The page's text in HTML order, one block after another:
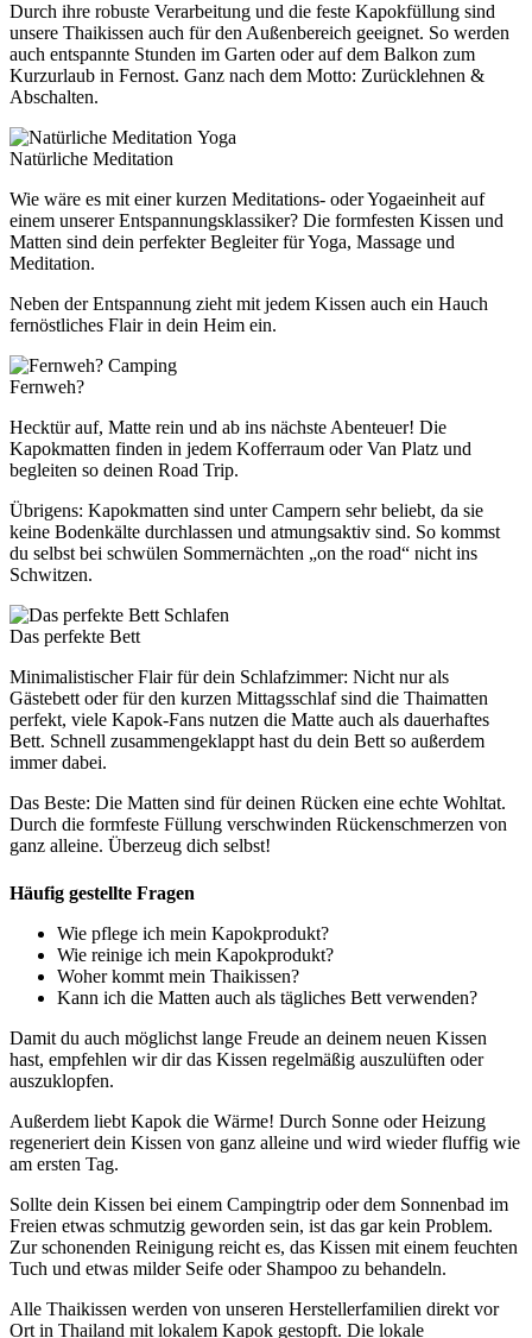
Durch ihre robuste Verarbeitung und die feste Kapokfüllung sind
unsere Thaikissen auch für den Außenbereich geeignet. So werden
auch entspannte Stunden im Garten oder auf dem Balkon zum
Kurzurlaub in Fernost. Ganz nach dem Motto: Zurücklehnen &
Abschalten.
Yoga
Natürliche Meditation
Wie wäre es mit einer kurzen Meditations- oder Yogaeinheit auf
einem unserer Entspannungsklassiker? Die formfesten Kissen und
Matten sind dein perfekter Begleiter für Yoga, Massage und
Meditation.
Neben der Entspannung zieht mit jedem Kissen auch ein Hauch
fernöstliches Flair in dein Heim ein.
Camping
Fernweh?
Hecktür auf, Matte rein und ab ins nächste Abenteuer! Die
Kapokmatten finden in jedem Kofferraum oder Van Platz und
begleiten so deinen Road Trip.
Übrigens: Kapokmatten sind unter Campern sehr beliebt, da sie
keine Bodenkälte durchlassen und atmungsaktiv sind. So kommst
du selbst bei schwülen Sommernächten „on the road“ nicht ins
Schwitzen.
Schlafen
Das perfekte Bett
Minimalistischer Flair für dein Schlafzimmer: Nicht nur als
Gästebett oder für den kurzen Mittagsschlaf sind die Thaimatten
perfekt, viele Kapok-Fans nutzen die Matte auch als dauerhaftes
Bett. Schnell zusammengeklappt hast du dein Bett so außerdem
immer dabei.
Das Beste: Die Matten sind für deinen Rücken eine echte Wohltat.
Durch die formfeste Füllung verschwinden Rückenschmerzen von
ganz alleine. Überzeug dich selbst!
Häufig gestellte Fragen
Wie pflege ich mein Kapokprodukt?
Wie reinige ich mein Kapokprodukt?
Woher kommt mein Thaikissen?
Kann ich die Matten auch als tägliches Bett verwenden?
Damit du auch möglichst lange Freude an deinem neuen Kissen
hast, empfehlen wir dir das Kissen regelmäßig auszulüften oder
auszuklopfen.
Außerdem liebt Kapok die Wärme! Durch Sonne oder Heizung
regeneriert dein Kissen von ganz alleine und wird wieder fluffig wie
am ersten Tag.
Sollte dein Kissen bei einem Campingtrip oder dem Sonnenbad im
Freien etwas schmutzig geworden sein, ist das gar kein Problem.
Zur schonenden Reinigung reicht es, das Kissen mit einem feuchten
Tuch und etwas milder Seife oder Shampoo zu behandeln.
Alle Thaikissen werden von unseren Herstellerfamilien direkt vor
Ort in Thailand mit lokalem Kapok gestopft. Die lokale